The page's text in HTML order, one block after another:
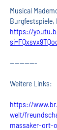
Musical
Burgfestspiele,
https://
-----------
Weitere Links:
https://
welt/
massaker-ort-